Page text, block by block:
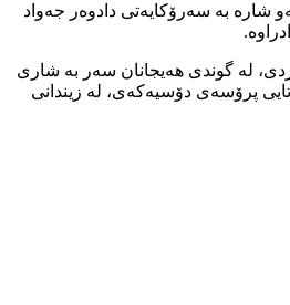
شارە بە سەرۆکایەتی دادوەر جەواد
کۆمەڵەی فەرهەنگیی “هیوای زانست” و کۆمەڵەی ژینگەپارێزی “ژیانی سەوز”ی سەقز بووە، ڕۆژی هەینی ٢٤ی خەرمانانی ٢٧٢٣ی کوردی، لە گوندی هەیجانان سەر بە شاری
بە دانانی بارمتەی ٩٠٠ ملوێن تمەنی، بە شێوەی کاتی تا کۆتایی پرۆسەی دۆسیەکەی، لە زیندانی